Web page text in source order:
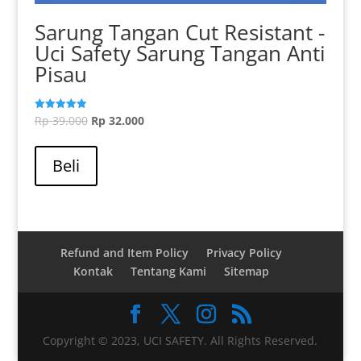
Sarung Tangan Cut Resistant -
Uci Safety Sarung Tangan Anti
Pisau
Dinilai
5.00
Rp39.000 Harga
Rp32.000Harga
Beli
Pilihan
ini
dapat
halaman
produk
Refund and Item Policy
Privacy Policy
Kontak
Tentang Kami Sitemap
Copyright © 2023, UCI SAFETY. All Rights Reserved.